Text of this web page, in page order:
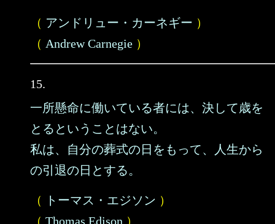
（ アンドリュー・カーネギー ）
（ Andrew Carnegie ）
15.
一所懸命に働いている者には、決して歳を
とるということはない。
私は、自分の葬式の日をもって、人生から
の引退の日とする。
（ トーマス・エジソン ）
（ Thomas Edison ）